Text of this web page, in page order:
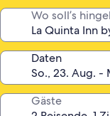
Wo soll’s
Daten
Gäste